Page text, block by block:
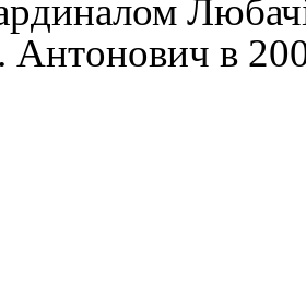
в